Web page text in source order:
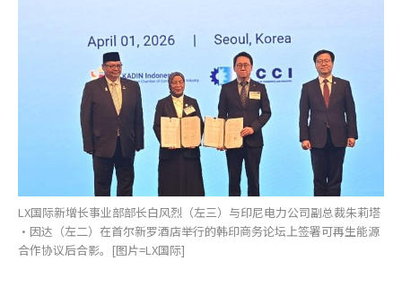
LX国际新增长事业部部长白风烈（左三）与印尼电力公司副总裁朱莉塔
·因达（左二）在首尔新罗酒店举行的韩印商务论坛上签署可再生能源
合作协议后合影。[图片=LX国际]